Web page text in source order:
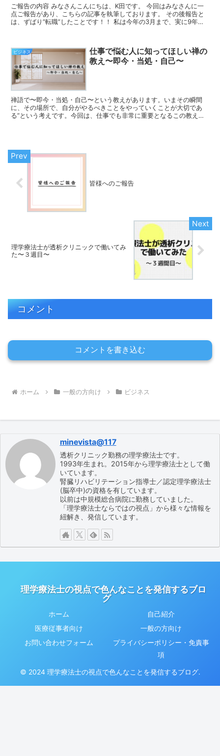
ご報告の内容 みなさんこんにちは、K田です。 今回はみなさんに一
点ご報告があり、こちらの記事を執筆しております。 その後報告と
は、ずばり”転職”したことです！！ 私は今年の3月まで、実に9年間
ビジネス
仕事で悩む人に知ってほしい禅の
教え〜即今・当処・自己〜
禅語で〜即今・当処・自己〜という教えがあります。いまその瞬間
に、その場所で、自分がやるべきことをやっていくことが大切であ
る”という考えです。今回は、仕事でも非常に重要となるこの教えに
皆様へのご報告
理学療法士が透析クリニックで働いてみ
た〜３週目〜
コメント
コメントを書き込む
ホーム 一般の方向け ビジネス
minevista@117
透析クリニック勤務の理学療法士です。
1993年生まれ。2015年から理学療法士として働
いています。
腎臓リハビリテーション指導士／認定理学療法士
(脳卒中)の資格を有しています。
以前は中規模総合病院に勤務していました。
「理学療法士ならではの視点」から様々な情報を
紐解き、発信しています。
理学療法士の視点で色んなことを発信するブロ
グ
ホーム
自己紹介
医療従事者向け
一般の方向け
お問い合わせフォーム
プライバシーポリシー・免責事
項
© 2024 理学療法士の視点で色んなことを発信するブログ.